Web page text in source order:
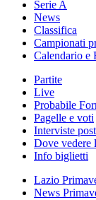
Serie A
News
Classifica
Campionati
Calendario e
Partite
Live
Probabile
Pagelle e voti
Interviste
Dove vedere
Info biglietti
Lazio
News